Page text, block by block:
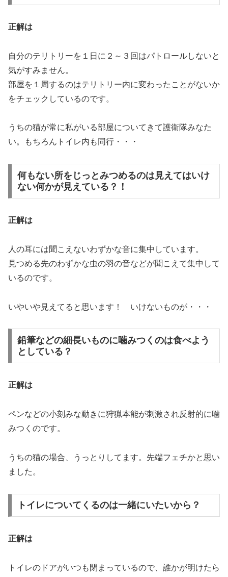
正解は
自分のテリトリーを１日に２～３回はパトロールしないと
気がすみません。
部屋を１周するのはテリトリー内に変わったことがないか
をチェックしているのです。
うちの猫が常に私がいる部屋についてきて護衛隊みなた
い。もちろんトイレ内も同行・・・
何もない所をじっとみつめるのは見えてはいけ
ない何かが見えている？！
正解は
人の耳には聞こえないわずかな音に集中しています。
見つめる先のわずかな虫の羽の音などが聞こえて集中して
いるのです。
いやいや見えてると思います！ いけないものが・・・
鉛筆などの細長いものに噛みつくのは食べよう
としている？
正解は
ペンなどの小刻みな動きに狩猟本能が刺激され反射的に噛
みつくのです。
うちの猫の場合、うっとりしてます。先端フェチかと思い
ました。
トイレについてくるのは一緒にいたいから？
正解は
トイレのドアがいつも閉まっているので、誰かが明けたら